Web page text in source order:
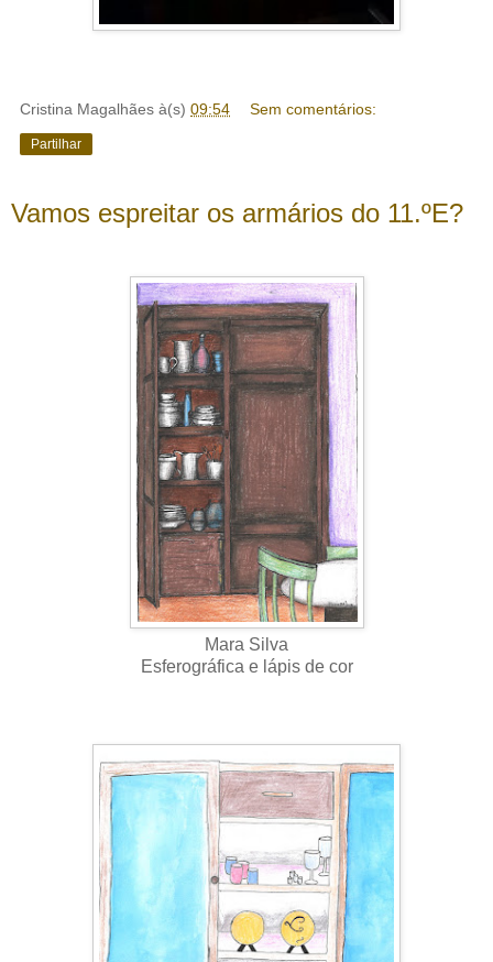
Cristina Magalhães à(s) 09:54 Sem comentários:
Partilhar
Vamos espreitar os armários do 11.ºE?
Mara Silva
Esferográfica e lápis de cor